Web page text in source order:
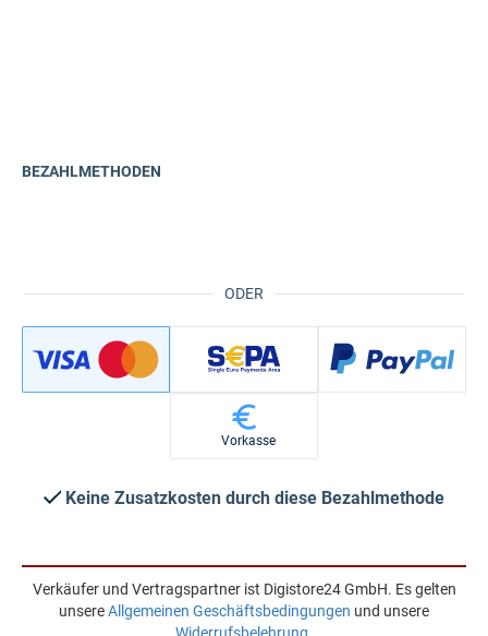
ODER
BEZAHLMETHODEN
Vorkasse
Keine Zusatzkosten durch diese Bezahlmethode
Verkäufer und Vertragspartner ist Digistore24 GmbH. Es gelten
unsereAllgemeinen Geschäftsbedingungen und unsere